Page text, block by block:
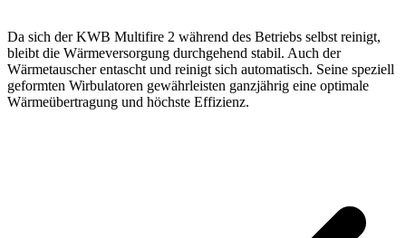
Da sich der KWB Multifire 2 während des Betriebs selbst reinigt,
bleibt die Wärmeversorgung durchgehend stabil. Auch der
Wärmetauscher entascht und reinigt sich automatisch. Seine speziell
geformten Wirbulatoren gewährleisten ganzjährig eine optimale
Wärmeübertragung und höchste Effizienz.